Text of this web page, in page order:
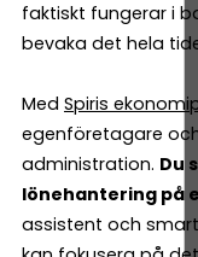
faktiskt fungerar i
bevaka det hela
Med Spiris
egenföretagare
administration. Du
lönehantering på
assistent och